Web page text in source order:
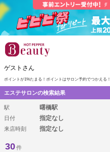
ゲストさん
ポイントが1%たまる！ ポイントはサロン予約でつかえる！
エステサロンの検索結果
駅 曙橋駅
日付 指定なし
来店時刻 指定なし
30件